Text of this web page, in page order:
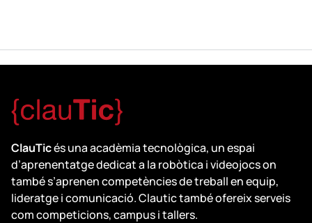
ClauTicés una acadèmia tecnològica, un espai
d’aprenentatge dedicat a la robòtica i videojocs on
també s’aprenen competències de treball en equip,
lideratge i comunicació. Clautic també ofereix serveis
com competicions, campus i tallers.